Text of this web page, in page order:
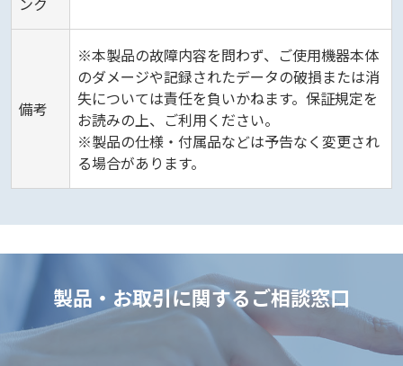
備考
※本製品の故障内容を問わず、ご使用機器本体
のダメージや記録されたデータの破損または消
失については責任を負いかねます。保証規定を
お読みの上、ご利用ください。
※製品の仕様・付属品などは予告なく変更され
る場合があります。
製品・お取引に関するご相談窓口